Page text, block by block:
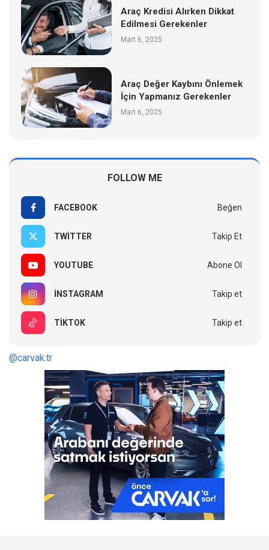
Araç Kredisi Alırken Dikkat
Edilmesi Gerekenler
Mart 6, 2025
Araç Değer Kaybını Önlemek
İçin Yapmanız Gerekenler
Mart 6, 2025
FOLLOW ME
FACEBOOK Beğen
TWITTER Takip Et
YOUTUBE Abone Ol
INSTAGRAM Takip et
TIKTOK Takip et
@carvak.tr